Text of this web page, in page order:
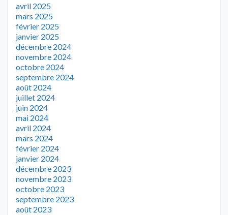
avril 2025
mars 2025
février 2025
janvier 2025
décembre 2024
novembre 2024
octobre 2024
septembre 2024
août 2024
juillet 2024
juin 2024
mai 2024
avril 2024
mars 2024
février 2024
janvier 2024
décembre 2023
novembre 2023
octobre 2023
septembre 2023
août 2023